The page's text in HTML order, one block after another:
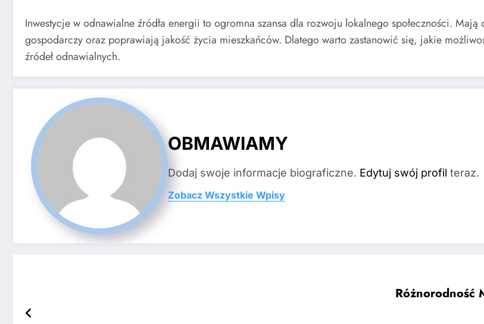
Inwestycje w odnawialne źródła energii to ogromna szansa dla rozwoju lokalnego społeczności.
gospodarczy oraz poprawiają jakość życia mieszkańców. Dlatego warto zastanowić się, jakie
źródeł odnawialnych.
OBMAWIAMY
Dodaj swoje informacje biograficzne. Edytuj swój profil teraz.
Zobacz Wszystkie Wpisy
Różnorodność